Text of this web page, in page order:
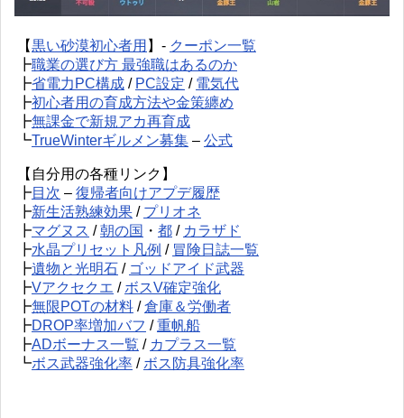
【黒い砂漠初心者用 】- クーポン一覧
┣職業の選び方 最強職はあるのか
┣省電力PC構成 / PC設定 / 電気代
┣初心者用の育成方法や金策纏め
┣無課金で新規アカ再育成
┗TrueWinterギルメン募集 – 公式
【自分用の各種リンク】
┣目次 – 復帰者向けアプデ履歴
┣新生活熟練効果 / プリオネ
┣マグヌス /朝の国 ・ 都 / カラザド
┣水晶プリセット凡例 / 冒険日誌一覧
┣遺物と光明石 / ゴッドアイド武器
┣Vアクセクエ / ボスV確定強化
┣無限POTの材料 /倉庫＆労働者
┣DROP率増加バフ /重帆船
┣ADボーナス一覧 / カプラス一覧
┗ボス武器強化率 / ボス防具強化率